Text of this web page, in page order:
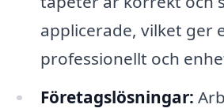
applicerade, vilket ger
professionellt och
Företagslösningar: